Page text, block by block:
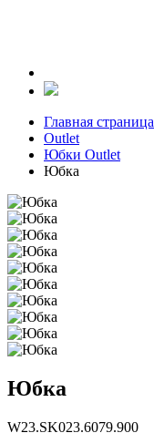
Главная страница
Outlet
Юбки Outlet
Юбка
Юбка
W23.SK023.6079.900